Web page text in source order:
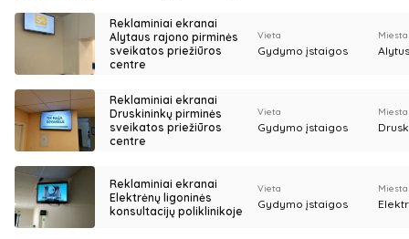
Reklaminiai ekranai
Alytaus rajono pirminės
sveikatos priežiūros
centre
Vieta
Gydymo įstaigos
Reklaminiai ekranai
Druskininkų pirminės
sveikatos priežiūros
centre
Vieta
Gydymo įstaigos
Reklaminiai ekranai
Elektrėnų ligoninės
konsultacijų poliklinikoje
Vieta
Gydymo įstaigos